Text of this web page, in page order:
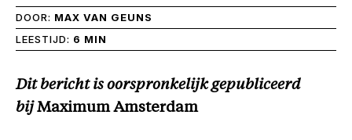
DOOR: MAX VAN GEUNS
LEESTIJD: 6 MIN
Dit bericht is oorspronkelijk gepubliceerd
bij Maximum Amsterdam